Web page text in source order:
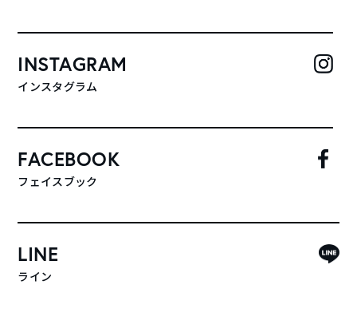
INSTAGRAM
インスタグラム
FACEBOOK
フェイスブック
LINE
ライン